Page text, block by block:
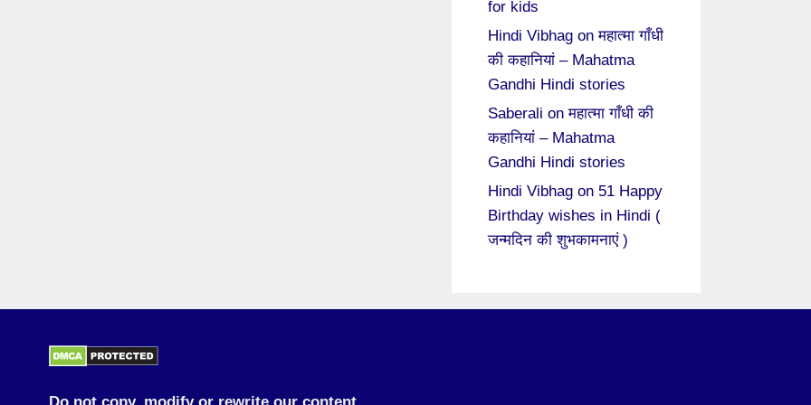
for kids
Hindi Vibhag onमहात्मा गाँधी
की कहानियां – Mahatma
Gandhi Hindi stories
Saberali onमहात्मा गाँधी की
कहानियां – Mahatma
Gandhi Hindi stories
Hindi Vibhag on 51 Happy
Birthday wishes in Hindi (
जन्मदिन की शुभकामनाएं )